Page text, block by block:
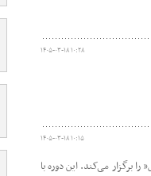
۱۴۰۵-۰۳-۱۸ ۱۰:۲۸
۱۴۰۵-۰۳-۱۸ ۱۰:۱۵
پزشکی در ورزش” را برگزار می‌کند. این دوره با